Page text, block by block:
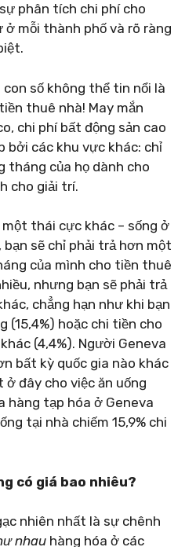
phân tích chi phí cho
mỗi thành phố và rõ ràng
số không thể tin nổi là
thuê nhà! May mắn
chi phí bất động sản cao
bởi các khu vực khác: chỉ
tháng của họ dành cho
cho giải trí.
thái cực khác – sống ở
sẽ chỉ phải trả hơn một
của mình cho tiền thuê
nhưng bạn sẽ phải trả
chẳng hạn như khi bạn
(15,4%) hoặc chi tiền cho
(4,4%). Người Geneva
bất kỳ quốc gia nào khác
đây cho việc ăn uống
hàng tạp hóa ở Geneva
tại nhà chiếm 15,9% chi
có giá bao nhiêu?
nhiên nhất là sự chênh
nhau hàng hóa ở các